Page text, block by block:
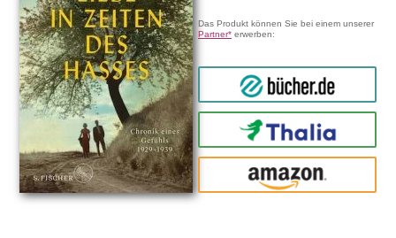
Das Produkt können Sie bei einem unserer
Partner* erwerben:
bücher.de
Thalia
amazon